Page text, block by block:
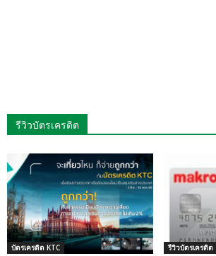
รีวิวบัตรเครดิต
บัตรเครดิต KTC รีวิวบัตรเครดิต